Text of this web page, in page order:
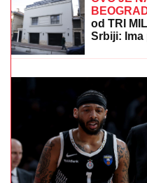
GOCA BOŽINOVSKA SA
Snajka Bojana grmi u
Oglasila se sa jahte,